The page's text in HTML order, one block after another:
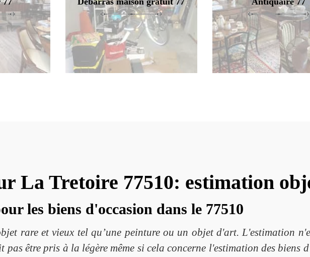
La Tretoire 77510: estimation
les biens d'occasion dans le 77510
rare et vieux tel qu’une peinture ou un objet d'art. L'estimation
pas être pris à la légère même si cela concerne l'estimation des biens